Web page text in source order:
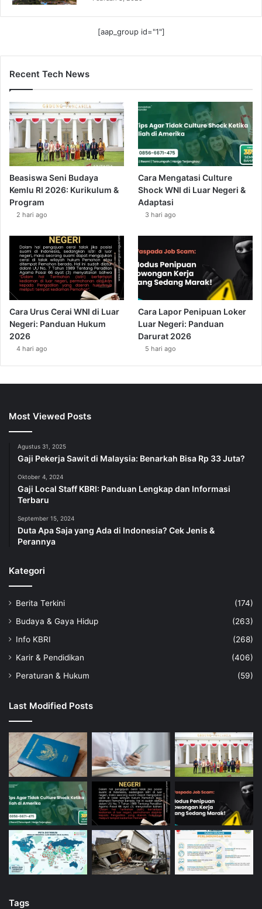
[aap_group id="1"]
Recent Tech News
Beasiswa Seni Budaya
Kemlu RI 2026: Kurikulum &
Program
2 hari ago
Cara Mengatasi Culture
Shock WNI di Luar Negeri &
Adaptasi
3 hari ago
Cara Urus Cerai WNI di Luar
Negeri: Panduan Hukum
2026
4 hari ago
Cara Lapor Penipuan Loker
Luar Negeri: Panduan
Darurat 2026
5 hari ago
Most Viewed Posts
Agustus 31, 2025
Gaji Pekerja Sawit di Malaysia: Benarkah Bisa Rp 33 Juta?
Oktober 4, 2024
Gaji Local Staff KBRI: Panduan Lengkap dan Informasi
Terbaru
September 15, 2024
Duta Apa Saja yang Ada di Indonesia? Cek Jenis &
Perannya
Kategori
Berita Terkini
(174)
Budaya & Gaya Hidup
(263)
Info KBRI
(268)
Karir & Pendidikan
(406)
Peraturan & Hukum
(59)
Last Modified Posts
Tags